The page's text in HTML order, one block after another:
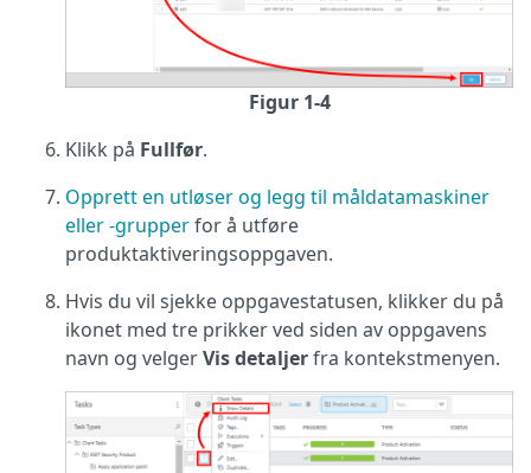
Figur 1-4
Klikk på Fullfør.
Opprett en utløser og legg til måldatamaskiner
eller -grupperfor å utføre
produktaktiveringsoppgaven.
Hvis du vil sjekke oppgavestatusen, klikker du på
ikonet med tre prikker ved siden av oppgavens
navn og velgerVis detaljerfra kontekstmenyen.